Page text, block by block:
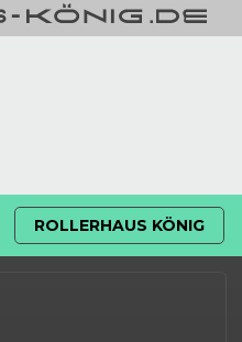
ROLLERHAUS KÖNIG